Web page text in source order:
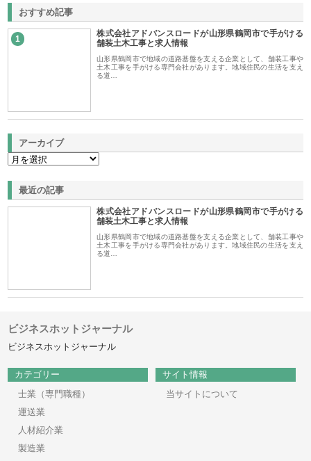
おすすめ記事
1
株式会社アドバンスロードが山形県鶴岡市で手がける
舗装土木工事と求人情報
山形県鶴岡市で地域の道路基盤を支える企業として、舗装工事や
土木工事を手がける専門会社があります。地域住民の生活を支え
る道…
アーカイブ
最近の記事
株式会社アドバンスロードが山形県鶴岡市で手がける
舗装土木工事と求人情報
山形県鶴岡市で地域の道路基盤を支える企業として、舗装工事や
土木工事を手がける専門会社があります。地域住民の生活を支え
る道…
ビジネスホットジャーナル
ビジネスホットジャーナル
カテゴリー
士業（専門職種）
運送業
人材紹介業
製造業
サイト情報
当サイトについて